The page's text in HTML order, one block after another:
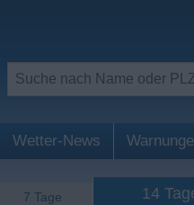
Wetter-News
7 Tage 14